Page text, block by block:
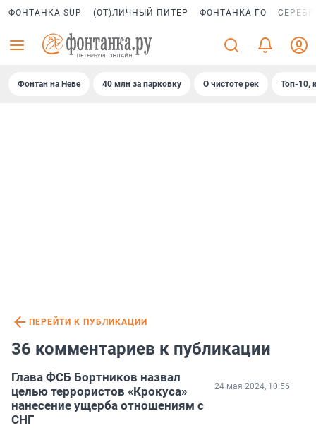
ФОНТАНКА SUP (ОТ)ЛИЧНЫЙ ПИТЕР ФОНТАНКА ГО
Фонтан на Неве 40 млн за парковку О чистоте рек Топ-10,
ПЕРЕЙТИ К ПУБЛИКАЦИИ
36 комментариев к публикации
Глава ФСБ Бортников назвал
целью террористов «Крокуса»
нанесение ущерба отношениям с
СНГ
24 мая 2024, 10:56